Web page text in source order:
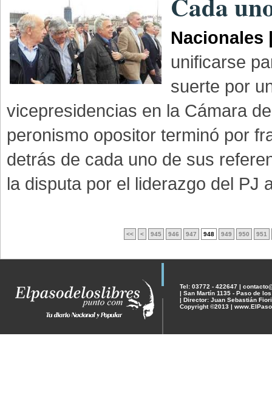
Nacionales
unificarse
suerte por
vicepresidencias en la Cámara
peronismo opositor terminó por
detrás de cada uno de sus
la disputa por el liderazgo del PJ
<< < 945 946 947 948 949 950 951
Tel: 03772 - 422647 |
| San Martín 1135 - Paso de
| Director: Juan Sebastián Fiori
Copyright ©2013 |